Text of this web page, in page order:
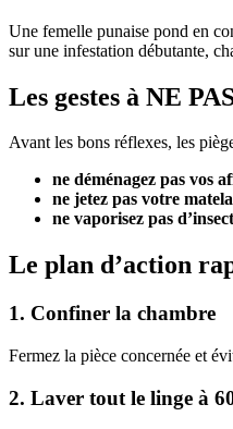
Une femelle punaise pond en
sur une infestation débutante,
Les gestes à NE
Avant les bons réflexes, les
ne déménagez pas vos
ne jetez pas votre
ne vaporisez pas
Le plan d’action
1. Confiner la chambre
Fermez la pièce concernée et
2. Laver tout le linge à